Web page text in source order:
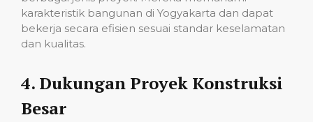
karakteristik bangunan di Yogyakarta dan dapat
bekerja secara efisien sesuai standar keselamatan
dan kualitas.
4. Dukungan Proyek Konstruksi
Besar